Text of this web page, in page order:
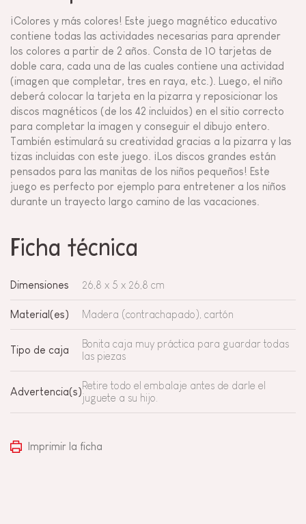
¡Colores y más colores! Este juego magnético educativo
contiene todas las actividades necesarias para aprender
los colores a partir de 2 años. Consta de 10 tarjetas de
doble cara, cada una de las cuales contiene una actividad
(imagen que completar, tres en raya, etc.). Luego, el niño
deberá colocar la tarjeta en la pizarra y reposicionar los
discos magnéticos (de los 42 incluidos) en el sitio correcto
para completar la imagen y conseguir el dibujo entero.
También estimulará su creatividad gracias a la pizarra y las
tizas incluidas con este juego. ¡Los discos grandes están
pensados para las manitas de los niños pequeños! Este
juego es perfecto por ejemplo para entretener a los niños
durante un trayecto largo camino de las vacaciones.
Ficha técnica
Dimensiones 26,8 x 5 x 26,8 cm
Material(es) Madera (contrachapado), cartón
Tipo de caja
Bonita caja muy práctica para guardar todas
las piezas
Advertencia(s)
Retire todo el embalaje antes de darle el
juguete a su hijo.
Imprimir la ficha